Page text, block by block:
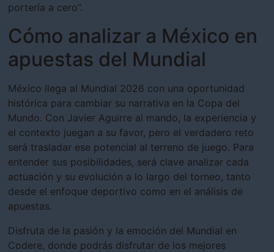
portería a cero”.
Cómo analizar a México en
apuestas del Mundial
México llega al Mundial 2026 con una oportunidad
histórica para cambiar su narrativa en la Copa del
Mundo. Con Javier Aguirre al mando, la experiencia y
el contexto juegan a su favor, pero el verdadero reto
será trasladar ese potencial al terreno de juego. Para
entender sus posibilidades, será clave analizar cada
actuación y su evolución a lo largo del torneo, tanto
desde el enfoque deportivo como en el análisis de
apuestas.
Disfruta de la pasión y la emoción del Mundial en
Codere, donde podrás disfrutar de los mejores